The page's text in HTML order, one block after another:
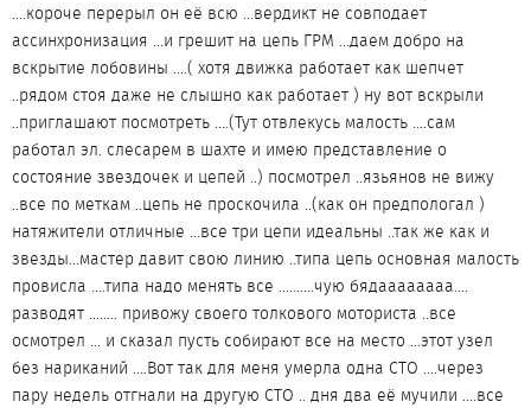
....короче перерыл он её всю ...вердикт не совподает
ассинхронизация ...и грешит на цепь ГРМ ...даем добро на
вскрытие лобовины ....( хотя движка работает как шепчет
..рядом стоя даже не слышно как работает ) ну вот вскрыли
..приглашают посмотреть ....(Тут отвлекусь малость ....сам
работал эл. слесарем в шахте и имею представление о
состояние звездочек и цепей ..) посмотрел ..язьянов не вижу
..все по меткам ..цепь не проскочила ..(как он предпологал )
натяжители отличные ...все три цепи идеальны ..так же как и
звезды...мастер давит свою линию ..типа цепь основная малость
провисла ....типа надо менять все ..........чую бядаааааааа....
разводят ........ привожу своего толкового моториста ..все
осмотрел ... и сказал пусть собирают все на место ...этот узел
без нариканий ....Вот так для меня умерла одна СТО ....через
пару недель отгнали на другую СТО .. дня два её мучили ....все